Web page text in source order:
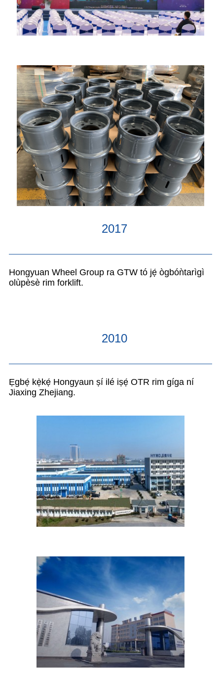
2017
Hongyuan Wheel Group ra GTW tó jẹ́ ògbóǹtarìgì
olùpèsè rim forklift.
2010
Ẹgbẹ́ kẹ̀kẹ́ Hongyaun ṣí ilé iṣẹ́ OTR rim gíga ní
Jiaxing Zhejiang.